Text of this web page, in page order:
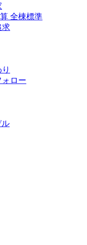
全棟標準
求
ロー
ル